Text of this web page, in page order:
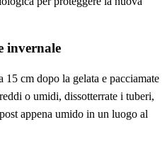
invernale
cm dopo la gelata e pacciamate
o umidi, dissotterrate i tuberi,
appena umido in un luogo al